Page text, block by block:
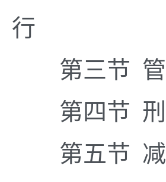
行
第三节
第四节
第五节